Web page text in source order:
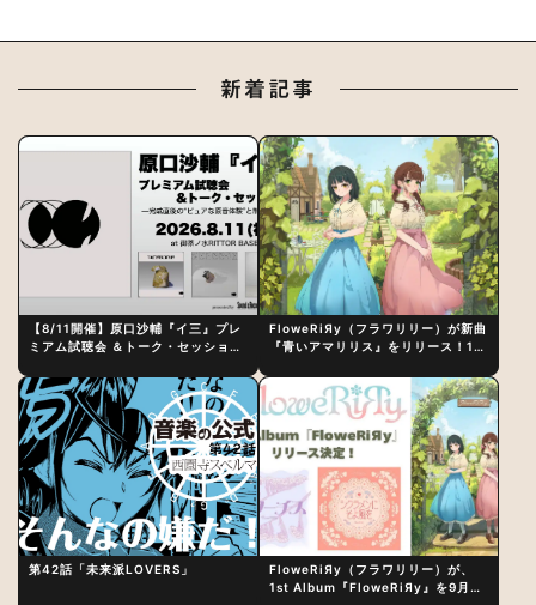
新着記事
【8/11開催】原口沙輔『イ三』プレ
ミアム試聴会 ＆トーク・セッション
制作秘話
FloweRiЯy（フラワリリー）が新曲
『青いアマリリス』をリリース！1st
第42話「未来派LOVERS」
FloweRiЯy（フラワリリー）が、
1st Album『FloweRiЯy』を9月23